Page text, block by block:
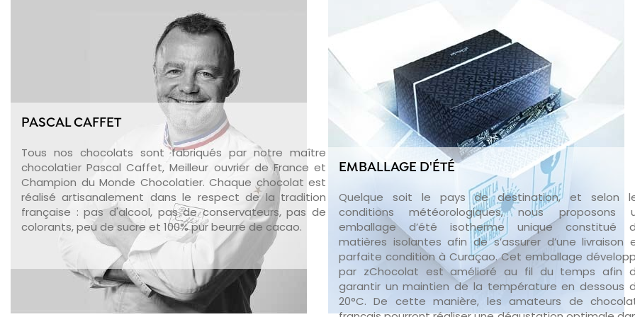
PASCAL CAFFET
Tous nos chocolats sont fabriqués par notre maître
chocolatier Pascal Caffet, Meilleur ouvrier de France et
Champion du Monde Chocolatier. Chaque chocolat est
réalisé artisanalement dans le respect de la tradition
française : pas d'alcool, pas de conservateurs, pas de
colorants, peu de sucre et 100% pur beurre de cacao.
EMBALLAGE D'ÉTÉ
Quelque soit le pays de destination, et selon
conditions météorologiques, nous proposons
emballage d’été isotherme unique constitué
matières isolantes afin de s’assurer d’une livraison
parfaite condition à Curaçao. Cet emballage
par zChocolat est amélioré au fil du temps afin
garantir un maintien de la température en dessous
20°C. De cette manière, les amateurs de